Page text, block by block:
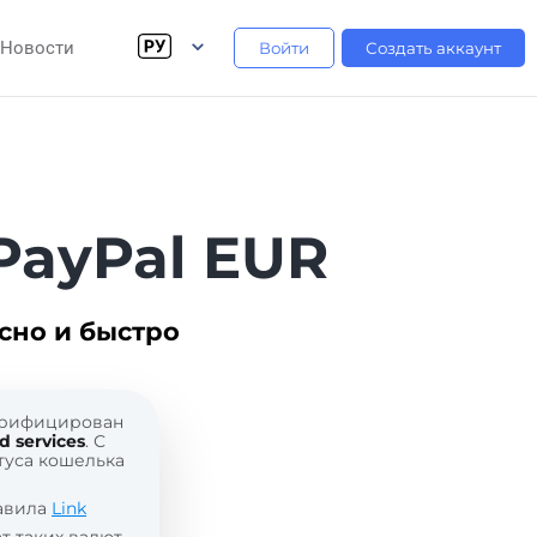
Новости Войти Создать аккаунт
EUR
и быстро
services. С
кошелька
Link